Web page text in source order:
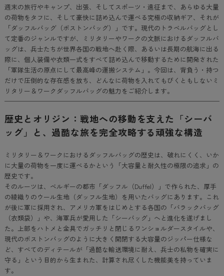
週末の旅行やキャンプ、出張、そしてスポーツ・遠征まで、あらゆる大量
の荷物をタフに、そして豪快に詰め込んで運べる究極の収納ギア、それが
「ダッフルバッグ（ボストンバッグ）」です。現代のトラベルバッグとし
て定番のジャンルですが、ミリタリーやワークの文脈におけるダッフルバ
ッグは、兵士たちが世界各国の戦地へ赴く際、あるいは長期の航海に出る
際に、個人装備や衣類一式をすべて詰め込んで移動するために開発された
「軍隊生活の原点にして最高峰の運搬システム」。今回は、背負う・持つ
だけで圧倒的な存在感を放ち、どんなに荷物を入れてもびくともしないミ
リタリー＆ワークダッフルバッグの魅力をご紹介します。
歴史とオリジン：戦地への移動を支えた「シーバ
ッグ」と、過酷な旅を完全攻略する頑強な構造
ミリタリー＆ワークにおけるダッフルバッグの歴史は、破れにくく、いか
に大量の荷物を一度に運べるかという「大容量と耐久性の極限の追求」の
歴史です。
そのルーツは、ベルギーの都市「ダッフル（Duffel）」で作られた、厚手
の綾織りのウール生地（ダッフル生地）を用いたバッグにあります。これ
が後に軍に採用され、アメリカ軍をはじめとする各国の「バラックバッグ
（衣類袋）」や、海軍兵が愛用した「シーバッグ」へと進化を遂げまし
た。上部をハトメと金具でガッチリと閉じるワンショルダースタイルや、
現代のボストンバッグのように大きく開閉する大容量のジッパー仕様な
ど、すべてのディテールが「過酷な輸送環境に耐え、兵士の私物を確実に
守る」という目的から生まれた、計算され尽くした機能美を持っていま
す。